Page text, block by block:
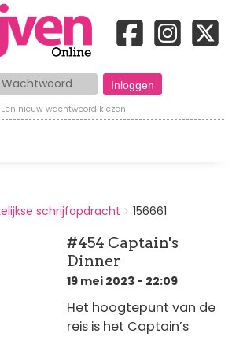
Wachtwoord
Een nieuw wachtwoord kiezen
schrijfopdracht 156661
#454 Captain's
Dinner
19 mei 2023 - 22:09
Het hoogtepunt van de
reis is het Captain’s